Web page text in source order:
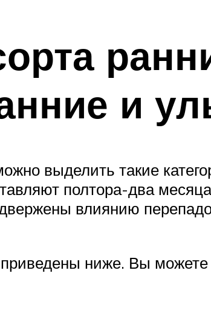
и
выделить такие
полтора-два
влиянию
ниже. Вы